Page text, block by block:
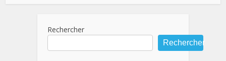
Rechercher
Rechercher